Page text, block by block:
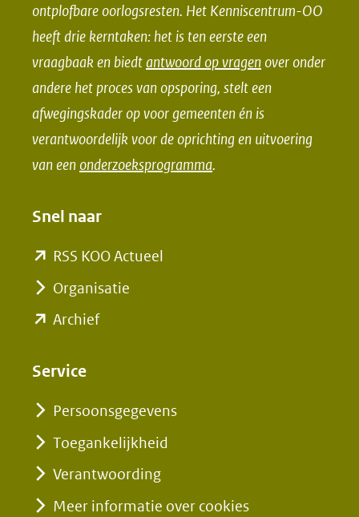
e
b
o
o
k
(opent
nieuw
naar
andere
k
e
d
I
n
(opent
nieuw
naar
andere
ontplofbare oorlogsresten. Het Kenniscentrum-OO
heeft drie kerntaken: het is ten eerste een
vraagbaak en biedtantwoord op vragen over onder
andere het proces van opsporing, stelt een
afwegingskader op voor gemeenten én is
verantwoordelijk voor de oprichting en uitvoering
van een onderzoeksprogramma.
Snel naar
RSS KOO Actueel
een
andere
Organisatie
Archief(opent
(verwijst
naar
een
andere
Service
Persoonsgegevens
Toegankelijkheid
Verantwoording
Meer informatie over cookies